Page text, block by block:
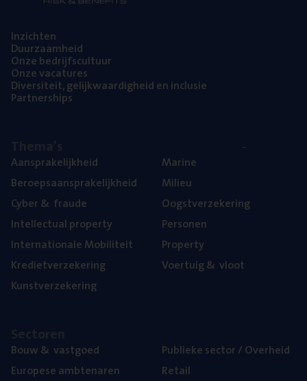
Inzich­ten
Duur­zaam­heid
Onze bedrijfs­cul­tuur
Onze vaca­tu­res
Diver­si­teit, gelijk­waar­dig­heid en inclusie
Part­ner­ships
Aan­spra­ke­lijk­heid
Beroeps­aan­spra­ke­lijk­heid
Cyber& fraude
Intel­lec­tu­al property
Inter­na­ti­o­na­le Mobiliteit
Kre­diet­ver­ze­ke­ring
Kunst­ver­ze­ke­ring
Mari­ne
Mili­eu
Oogst­ver­ze­ke­ring
Per­so­nen
Pro­per­ty
Voer­tuig& vloot
Bouw& vastgoed
Euro­pe­se ambtenaren
Publie­ke sec­tor / Overheid
Retail